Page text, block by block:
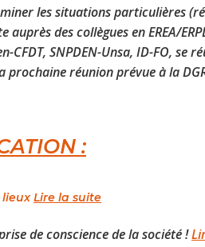
les situations particulières
auprès des collègues en EREA/
CFDT, SNPDEN-Unsa, ID-FO,
réunion prévue à la
:
lieuxLire la suite
de conscience de la société !